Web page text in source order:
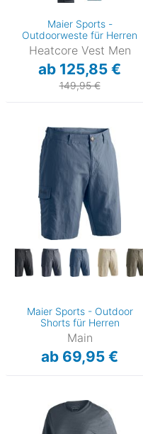
Maier Sports -
Outdoorweste für Herren
Heatcore Vest Men
ab 125,85 €
149,95 €
Maier Sports - Outdoor
Shorts für Herren
Main
ab 69,95 €